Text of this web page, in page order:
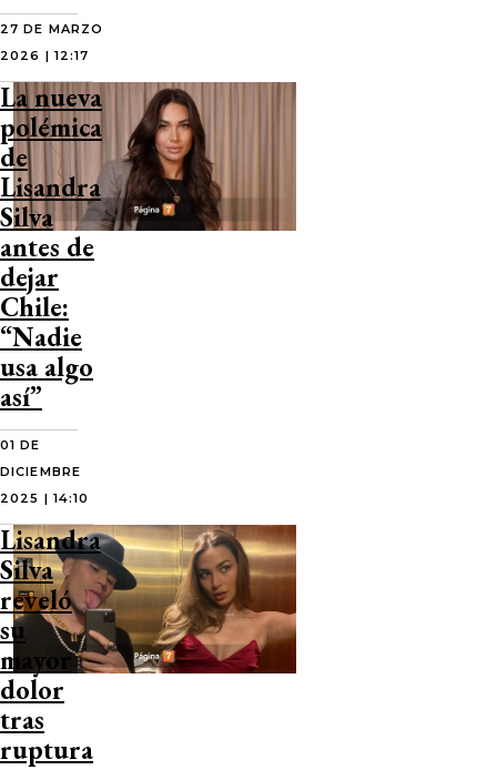
27 DE MARZO
2026 | 12:17
La nueva
polémica
de
Lisandra
Silva
antes de
dejar
Chile:
“Nadie
usa algo
así”
01 DE
DICIEMBRE
2025 | 14:10
Lisandra
Silva
reveló
su
mayor
dolor
tras
ruptura